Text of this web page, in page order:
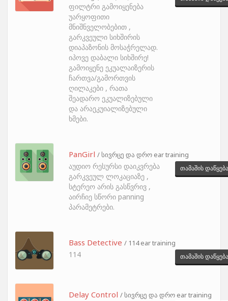
ფილტრი გამოიყენება
უარყოფითი
მნიშნველობებით ,
გარკვეული სიხშირის
დიაპაზონის მოსაჭრელად.
იპოვე დაბალი სიხშირე!
გამოიყენე ეკუალაიზერის
ჩართვა/გამორთვის
ღილაკები , რათა
შეადარო ეკუალიზებული
და არაეკუიალიზებული
ხმები.
PanGirl / სივრცე და დრო ear training
აუდიო რესურსი დაიკვრება
გარკვეულ ლოკაციაზე ,
სტერეო არის გასწვრივ ,
აირჩიე სწორი panning
პარამეტრები.
თამაშის დაწყება
Bass Detective / 114 ear training
114 თამაშის დაწყება
Delay Control / სივრცე და დრო ear training